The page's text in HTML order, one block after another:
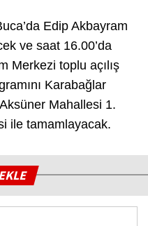
Edip Akbayram
ve saat 16.00’da
Merkezi toplu açılış
Karabağlar
Mahallesi 1.
ile tamamlayacak.